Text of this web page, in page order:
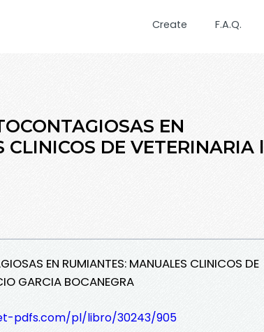
Create F.A.Q.
EN
DE VETERINARIA l
EN RUMIANTES: MANUALES CLINICOS DE
GARCIA BOCANEGRA
pdfs.com/pl/libro/30243/905